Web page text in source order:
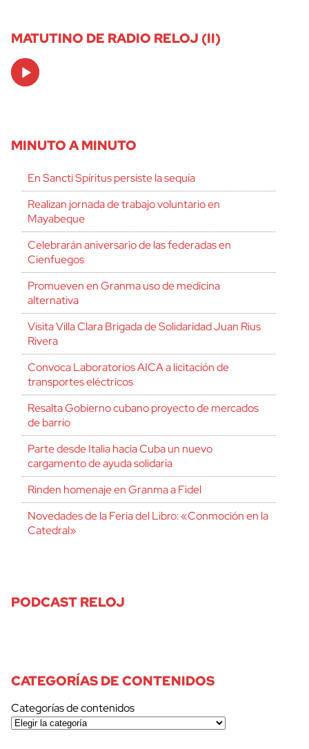
MATUTINO DE RADIO RELOJ (II)
Audio
Player
MINUTO A MINUTO
En Sancti Spíritus persiste la sequía
Realizan jornada de trabajo voluntario en
Mayabeque
Celebrarán aniversario de las federadas en
Cienfuegos
Promueven en Granma uso de medicina
alternativa
Visita Villa Clara Brigada de Solidaridad Juan Rius
Rivera
Convoca Laboratorios AICA a licitación de
transportes eléctricos
Resalta Gobierno cubano proyecto de mercados
de barrio
Parte desde Italia hacia Cuba un nuevo
cargamento de ayuda solidaria
Rinden homenaje en Granma a Fidel
Novedades de la Feria del Libro: «Conmoción en la
Catedral»
PODCAST RELOJ
CATEGORÍAS DE CONTENIDOS
Categorías de contenidos